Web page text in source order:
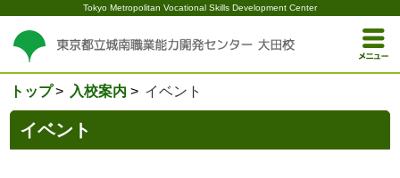
Tokyo Metropolitan Vocational Skills Development Center
トップ 入校案内 イベント
イベント